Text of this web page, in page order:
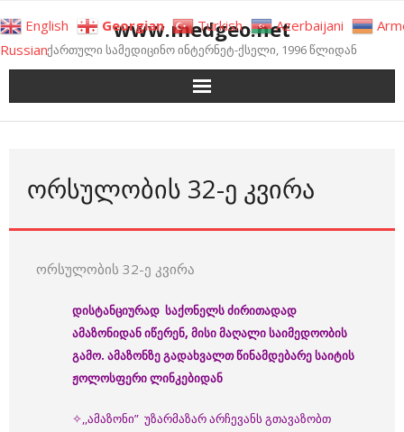
to
content
www.medgeo.net
ქართული სამედიცინო ინტერნეტ-ქსელი, 1996 წლიდან
ᲝᲠᲡᲣᲚᲝᲑᲘᲡ 32-Ე ᲙᲕᲘᲠᲐ
ორსულობის 32-ე კვირა
დისტანციურად საქონელს ძირითადად
ამაზონიდან იწერენ, მისი მაღალი საიმედოობის
გამო. ამაზონზე გადახვალთ წინამდებარე საიტის
ჟოლოსფერი ლინკებიდან
✧,,ამაზონი” უზარმაზარ არჩევანს გთავაზობთ
English Georgian Turkish Azerbaijani
Russian